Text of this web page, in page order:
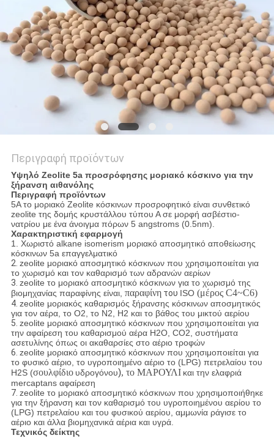
SITEMAP
PRIVACY
POLICY
Περιγραφή προϊόντων
Υψηλό Zeolite 5a προσρόφησης μοριακό κόσκινο για την
ξήρανση αιθανόλης
Περιγραφή προϊόντων
5A το μοριακό Zeolite κόσκινων προσροφητικό είναι συνθετικό
zeolite της δομής κρυστάλλου τύπου Α σε μορφή ασβέστιο-
νατρίου με ένα άνοιγμα πόρων 5 angstroms (0.5nm).
Χαρακτηριστική εφαρμογή
1. Χωριστό alkane isomerism μοριακό αποσμητικό αποθείωσης
κόσκινων 5a επαγγελματικό
2. zeolite μοριακό αποσμητικό κόσκινων που χρησιμοποιείται για
το χωρισμό και τον καθαρισμό των αδρανών αερίων
3. zeolite το μοριακό αποσμητικό κόσκινων για το χωρισμό της
βιομηχανίας παραφίνης είναι, παραφίνητου ISO(μέρος C4~C6)
4. zeolite μοριακός καθαρισμός ξήρανσης κόσκινων αποσμητικός
για τον αέρα, το Ο2, το Ν2, H2 και το βάθος του μικτού αερίου
5. zeolite μοριακό αποσμητικό κόσκινων που χρησιμοποιείται για
την αφαίρεση του καθαρισμού αέρα H2O, CO2, συστήματα
ασετυλίνης όπως οι ακαθαρσίες στο αέριο τροφών
6. zeolite μοριακό αποσμητικό κόσκινων που χρησιμοποιείται για
το φυσικό αέριο, το υγροποιημένο αέριο το (LPG) πετρελαίου του
H2S (σουλφίδιο υδρογόνου), το ΜΑΡΟΥΛΙ και την ελαφριά
mercaptans αφαίρεση
7. zeolite το μοριακό αποσμητικό κόσκινων που χρησιμοποιήθηκε
για την ξήρανση και τον καθαρισμό του υγροποιημένου αερίου το
(LPG) πετρελαίου και του φυσικού αερίου, αμμωνία ράγισε το
αέριο και άλλα βιομηχανικά αέρια και υγρά.
Τεχνικός δείκτης